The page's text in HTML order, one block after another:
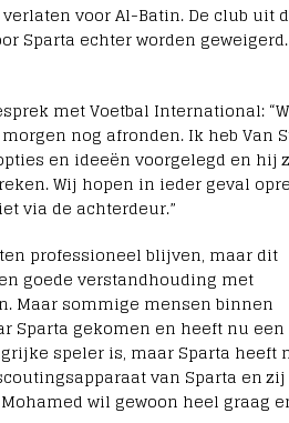
voor Al-Batin. De club uit
Sparta echter worden geweigerd.
met Voetbal International:
nog afronden. Ik heb Van
en ideeën voorgelegd en hij
Wij hopen in ieder geval
via de achterdeur.”
professioneel blijven, maar dit
goede verstandhouding met
Maar sommige mensen binnen
Sparta gekomen en heeft nu een
speler is, maar Sparta heeft
van Sparta en zij
wil gewoon heel graag